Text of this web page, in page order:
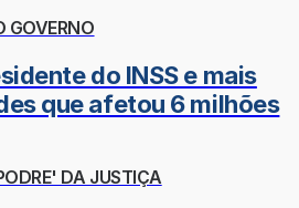
GOVERNO
do INSS e mais
que afetou 6 milhões
DA JUSTIÇA